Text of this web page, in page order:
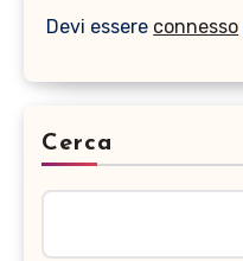
Devi essere connesso
Cerca